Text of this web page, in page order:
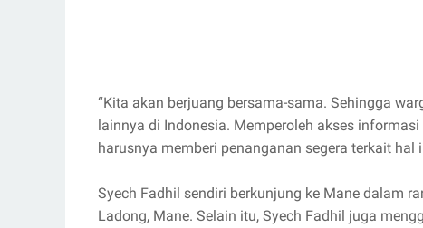
“Kita akan berjuang bersama-sama. Sehingga
lainnya di Indonesia. Memperoleh akses
harusnya memberi penanganan segera terkait hal
Syech Fadhil sendiri berkunjung ke Mane dalam
Ladong, Mane. Selain itu, Syech Fadhil juga